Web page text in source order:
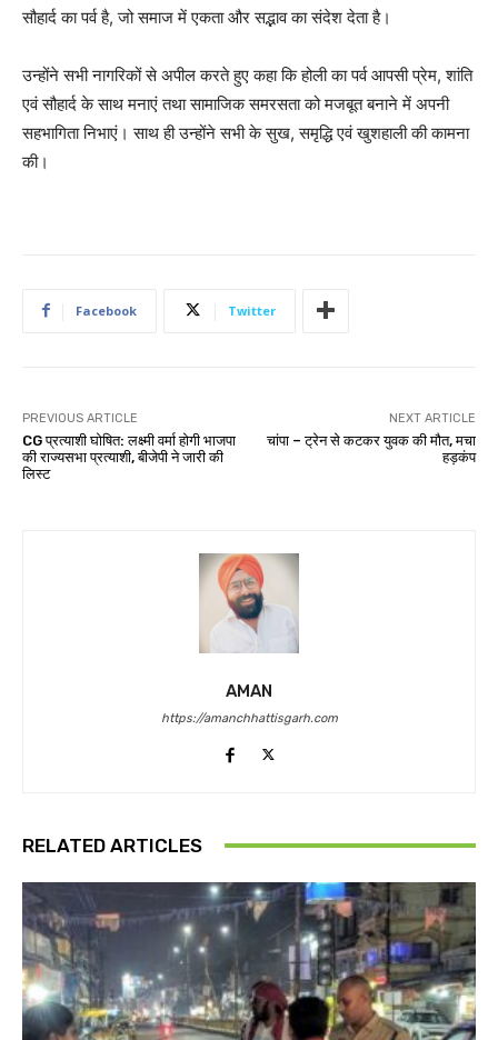
सौहार्द का पर्व है, जो समाज में एकता और सद्भाव का संदेश देता है।
उन्होंने सभी नागरिकों से अपील करते हुए कहा कि होली का पर्व आपसी प्रेम, शांति
एवं सौहार्द के साथ मनाएं तथा सामाजिक समरसता को मजबूत बनाने में अपनी
सहभागिता निभाएं। साथ ही उन्होंने सभी के सुख, समृद्धि एवं खुशहाली की कामना
की।
Facebook Twitter
PREVIOUS ARTICLE
CG प्रत्याशी घोषित: लक्ष्मी वर्मा होगी भाजपा
की राज्यसभा प्रत्याशी, बीजेपी ने जारी की
लिस्ट
NEXT ARTICLE
चांपा – ट्रेन से कटकर युवक की मौत, मचा
हड़कंप
AMAN
https://amanchhattisgarh.com
RELATED ARTICLES